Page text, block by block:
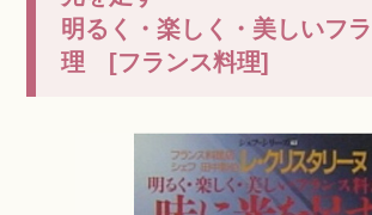
明るく・楽しく・美しいフ
理 [フランス料理]